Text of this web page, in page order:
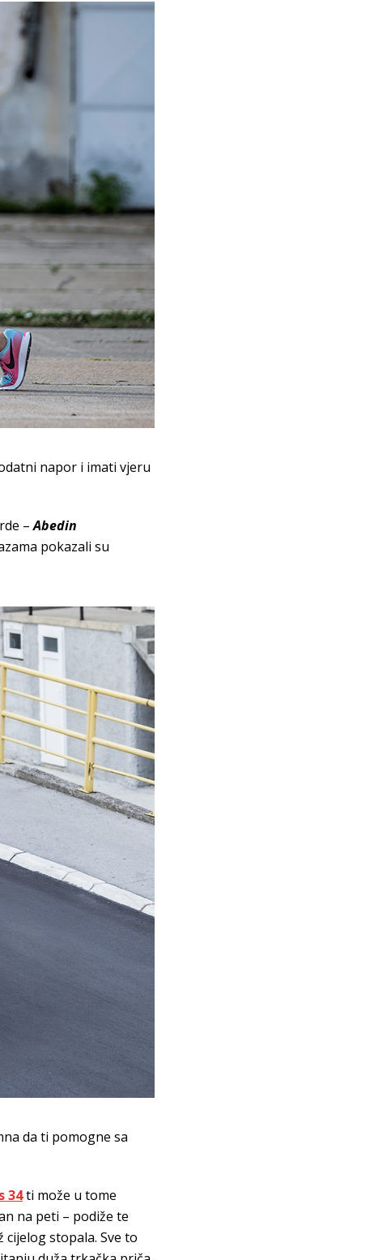
napor i imati vjeru
–Abedin
pokazali su
da ti pomogne sa
34ti može u tome
na peti – podiže te
stopala. Sve to